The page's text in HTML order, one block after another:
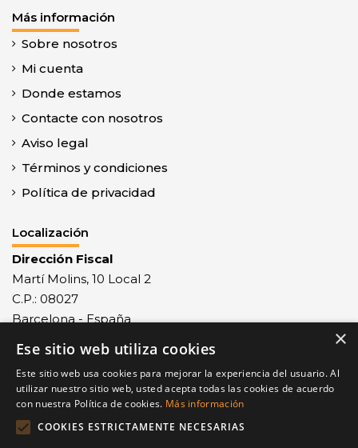
Más información
Sobre nosotros
Mi cuenta
Donde estamos
Contacte con nosotros
Aviso legal
Términos y condiciones
Política de privacidad
Localización
Dirección Fiscal
Martí Molins, 10 Local 2
C.P.: 08027
Barcelona - España
Recepción mercancías
Monlau, 29 - C.P.: 08027
Barcelona - España
Contacto
×
Ese sitio web utiliza cookies
Este sitio web usa cookies para mejorar la experiencia del usuario. Al
utilizar nuestro sitio web, usted acepta todas las cookies de acuerdo
con nuestra Política de cookies. Más información
COOKIES ESTRICTAMENTE NECESARIAS